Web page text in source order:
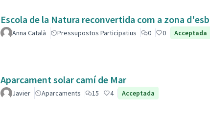
Escola de la Natura reconvertida com a zona
Anna Català Pressupostos Participatius 0 0 Acceptada
Aparcament solar camí de Mar
Javier Aparcaments 15 4 Acceptada